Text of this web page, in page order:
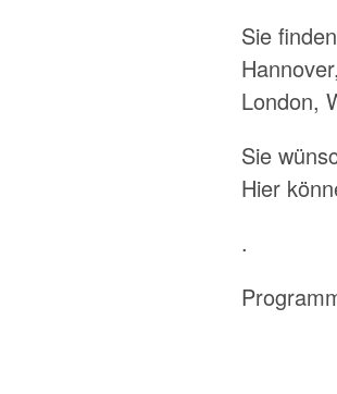
Sie
London,
Sie
Hier
.